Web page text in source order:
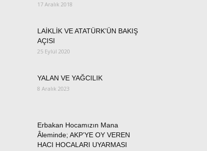
17 Aralık 2018
LAİKLİK VE ATATÜRK’ÜN BAKIŞ
AÇISI
25 Eylül 2020
YALAN VE YAĞCILIK
8 Aralık 2023
Erbakan Hocamızın Mana
Âleminde; AKP’YE OY VEREN
HACI HOCALARI UYARMASI